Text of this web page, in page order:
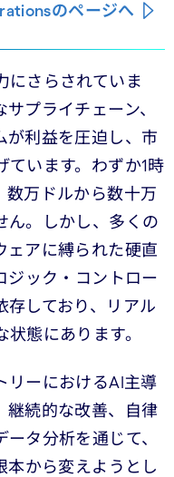
のページへ
にさらされていま
プライチェーン、
が利益を圧迫し、市
ています。わずか1時
数万ドルから数十万
ん。しかし、多くの
ェアに縛られた硬直
ジック・コントロー
存しており、リアル
態にあります。
リーにおけるAI主導
継続的な改善、自律
タ分析を通じて、
本から変えようとし